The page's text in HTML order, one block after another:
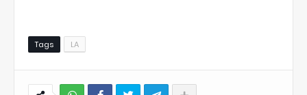
Tags LA